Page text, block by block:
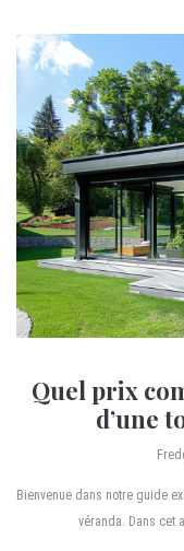
Quel prix
d’une
by
Bienvenue dans notre guide
véranda. Dans cet